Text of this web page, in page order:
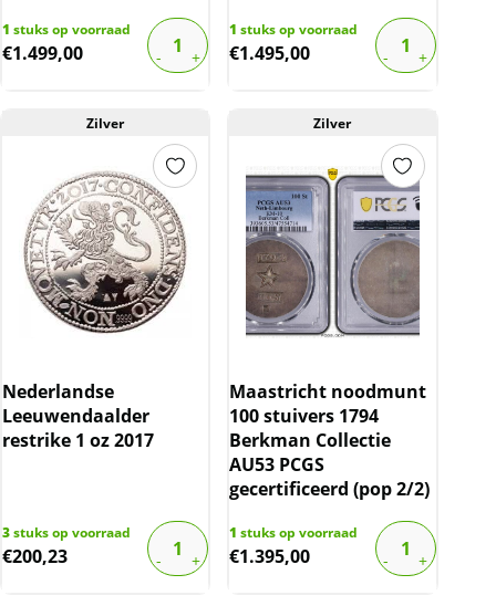
1 stuks op voorraad
€1.499,00
1 stuks op voorraad
€1.495,00
Zilver
Nederlandse
Leeuwendaalder
restrike 1 oz 2017
3stuks op voorraad
€200,23
Zilver
Maastricht noodmunt
100 stuivers 1794
Berkman Collectie
AU53 PCGS
gecertificeerd (pop 2/2)
1 stuks op voorraad
€1.395,00